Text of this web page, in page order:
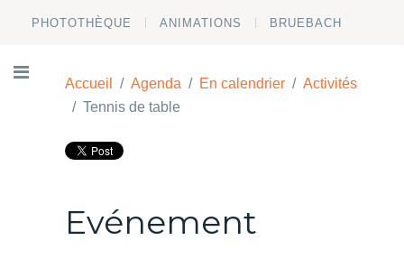
PHOTOTHÈQUE ANIMATIONS BRUEBACH
Accueil Agenda En calendrier
Activités
Tennis de table
Evénement